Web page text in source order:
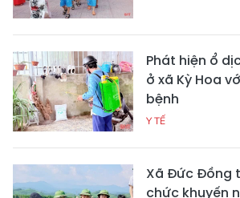
Phát hiện ổ
ở xã Kỳ Hoa
bệnh
Y TẾ
Xã Đức Đồng
chức khuyến